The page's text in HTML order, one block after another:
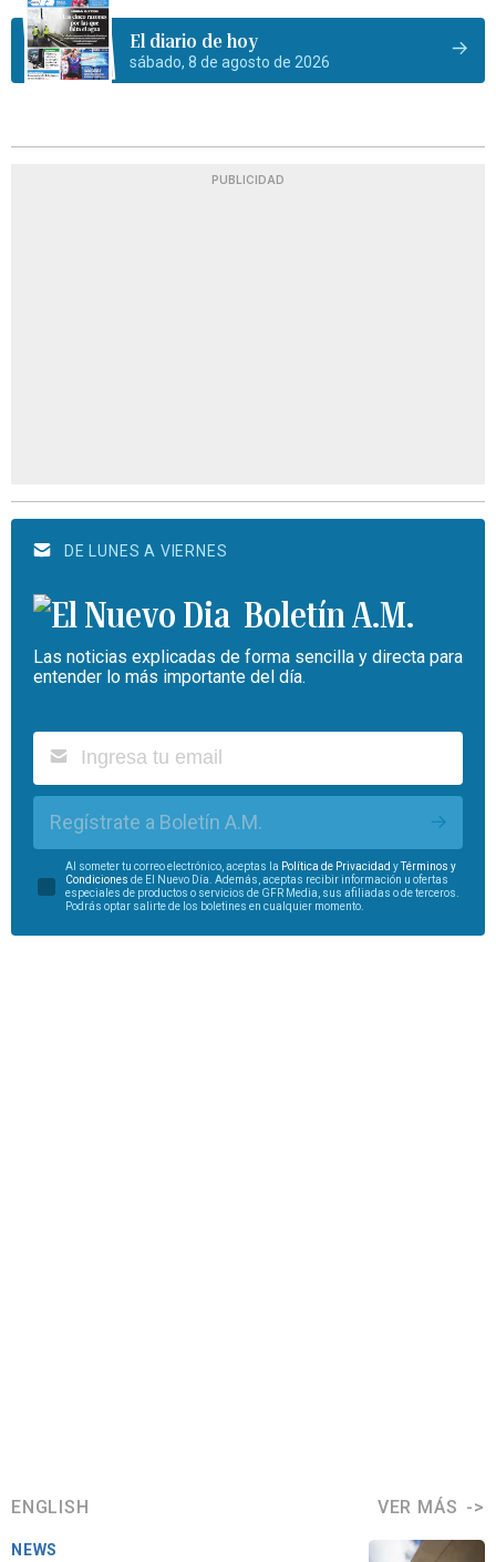
El diario de hoy
sábado, 8 de agosto de 2026
PUBLICIDAD
DE LUNES A VIERNES
Boletín A.M.
Las noticias explicadas de forma sencilla y directa para
entender lo más importante del día.
Regístrate a Boletín A.M.
Al someter tu correo electrónico, aceptas la Política de Privacidad yTérminos y
Condiciones de El Nuevo Día. Además, aceptas recibir información u ofertas
especiales de productos o servicios de GFR Media, sus afiliadas o de terceros.
Podrás optar salirte de los boletines en cualquier momento.
ENGLISH VER MÁS
NEWS